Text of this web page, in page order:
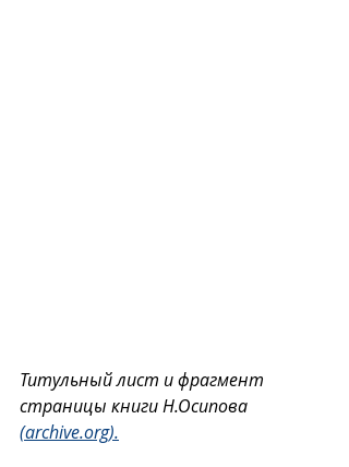
Титульный лист и фрагмент
страницы книги Н.Осипова
(archive.org).